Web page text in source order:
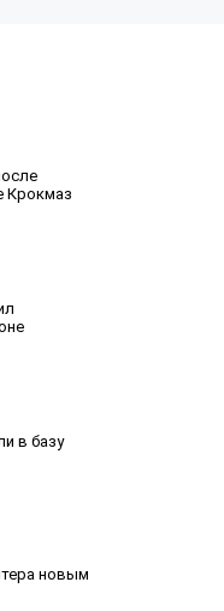
Крокмаз
в базу
новым